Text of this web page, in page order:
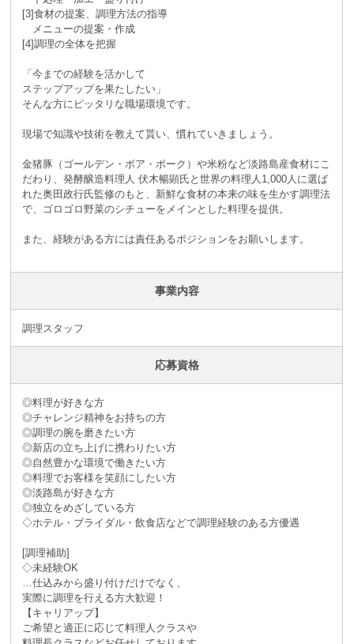
[3]食材の提案、調理方法の指導
メニューの提案・作成
[4]調理の全体を把握
「今までの経験を活かして
ステップアップを果たしたい」
そんな方にピッタリな職場環境です。
現場で知識や技術を教えて貰い、慣れていきましょう。
金猪豚（ゴールデン・ボア・ポーク）や米粉など淡路島産食材にこ
だわり、発酵醸造料理人 伏木暢顕氏と世界の料理人1,000人に選ば
れた奥田政行氏監修のもと、新鮮な食材の本来の味を生かす調理法
で、ゴロゴロ野菜のシチューをメインとした料理を提供。
また、経験がある方には責任あるポジションをお願いします。
事業内容
調理スタッフ
応募資格
◎料理が好きな方
◎チャレンジ精神をお持ちの方
◎調理の腕を磨きたい方
◎新店の立ち上げに携わりたい方
◎自然豊かな環境で働きたい方
◎料理でお客様を笑顔にしたい方
◎淡路島が好きな方
◎独立をめざしている方
◇ホテル・ブライダル・飲食店などで調理経験のある方優遇
[調理補助]
◇未経験OK
…仕込みから盛り付けだけでなく、
実際に調理を行える方大歓迎！
【キャリアップ】
ご希望と適正に応じて料理人クラスや